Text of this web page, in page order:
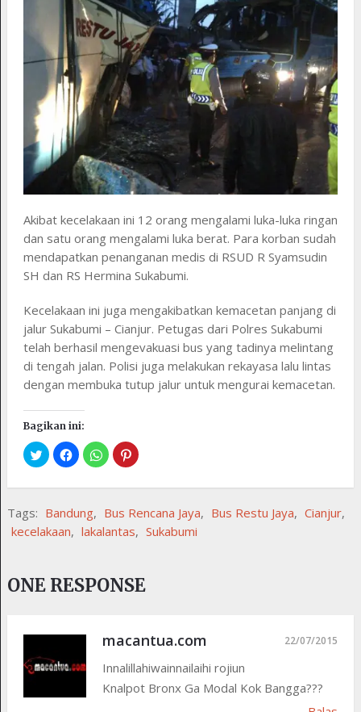
Akibat kecelakaan ini 12 orang mengalami luka-luka ringan
dan satu orang mengalami luka berat. Para korban sudah
mendapatkan penanganan medis di RSUD R Syamsudin
SH dan RS Hermina Sukabumi.
Kecelakaan ini juga mengakibatkan kemacetan panjang di
jalur Sukabumi – Cianjur. Petugas dari Polres Sukabumi
telah berhasil mengevakuasi bus yang tadinya melintang
di tengah jalan. Polisi juga melakukan rekayasa lalu lintas
dengan membuka tutup jalur untuk mengurai kemacetan.
Bagikan ini:
Tags: Bandung, Bus Rencana Jaya, Bus Restu Jaya, Cianjur,
kecelakaan, lakalantas, Sukabumi
ONE RESPONSE
macantua.com 22/07/2015
Innalillahiwainnailaihi rojiun
Knalpot Bronx Ga Modal Kok Bangga???